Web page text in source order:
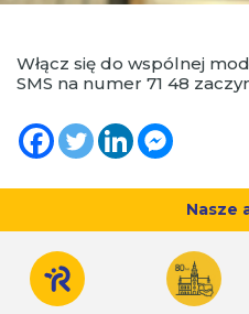
Włącz się do wspólnej
SMS na numer 71 48
Nasze